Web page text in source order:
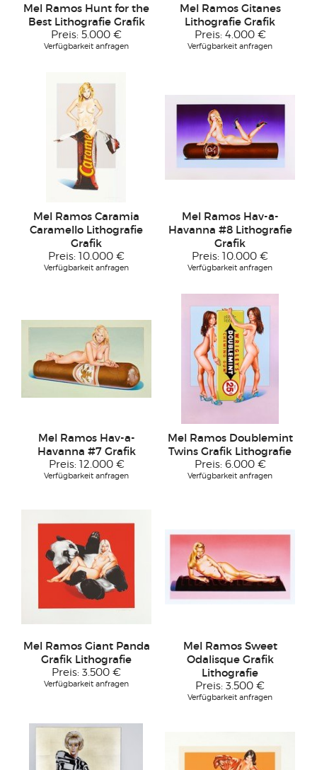
Mel Ramos Hunt for the
Best Lithografie Grafik
Preis: 5.000 €
Verfügbarkeit anfragen
Mel Ramos Gitanes
Lithografie Grafik
Preis: 4.000 €
Verfügbarkeit anfragen
Mel Ramos Caramia
Caramello Lithografie
Grafik
Preis: 10.000 €
Verfügbarkeit anfragen
Mel Ramos Hav-a-
Havanna #8 Lithografie
Grafik
Preis: 10.000 €
Verfügbarkeit anfragen
Mel Ramos Hav-a-
Havanna #7 Grafik
Preis: 12.000 €
Verfügbarkeit anfragen
Mel Ramos Doublemint
Twins Grafik Lithografie
Preis: 6.000 €
Verfügbarkeit anfragen
Mel Ramos Giant Panda
Grafik Lithografie
Preis: 3.500 €
Verfügbarkeit anfragen
Mel Ramos Sweet
Odalisque Grafik
Lithografie
Preis: 3.500 €
Verfügbarkeit anfragen